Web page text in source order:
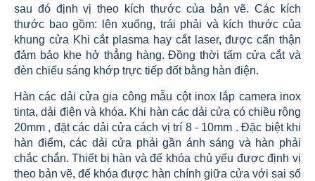
sau đó định vị theo kích thước của bản vẽ. Các kích
thước bao gồm: lên xuống, trái phải và kích thước của
khung cửa Khi cắt plasma hay cắt laser, được cẩn thận
đảm bảo khe hở thẳng hàng. Đồng thời tấm cửa cắt và
đèn chiếu sáng khớp trực tiếp đốt bằng hàn điện.
Hàn các dải cửa gia công mẫu cột inox lắp camera inox
tinta, dải điện và khóa. Khi hàn các dải cửa có chiều rộng
20mm , đặt các dải cửa cách vị trí 8 - 10mm . Đặc biệt khi
hàn điểm, các dải cửa phải gần ánh sáng và hàn phải
chắc chắn. Thiết bị hàn và đế khóa chủ yếu được định vị
theo bản vẽ, đế khóa được hàn chính giữa cửa với sai số